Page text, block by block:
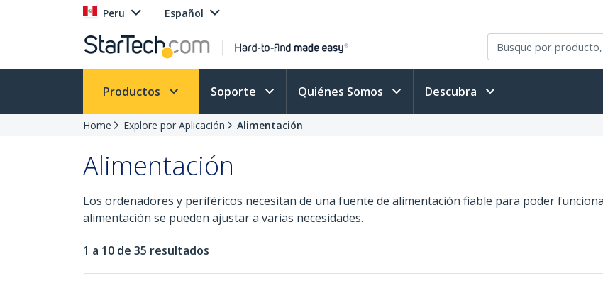
Peru Español
Productos Soporte Quiénes Somos Descubra
Home Explore por Aplicación Alimentación
Alimentación
Los ordenadores y periféricos necesitan de una fuente de alimentación fiable para poder
alimentación se pueden ajustar a varias necesidades.
1 a 10 de 35 resultados